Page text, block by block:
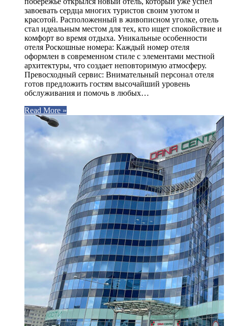
завоевать сердца многих туристов своим уютом и
красотой. Расположенный в живописном уголке, отель
стал идеальным местом для тех, кто ищет спокойствие и
комфорт во время отдыха. Уникальные особенности
отеля Роскошные номера: Каждый номер отеля
оформлен в современном стиле с элементами местной
архитектуры, что создает неповторимую атмосферу.
Превосходный сервис: Внимательный персонал отеля
готов предложить гостям высочайший уровень
обслуживания и помочь в любых…
Read More »